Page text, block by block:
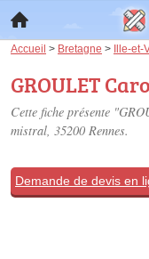
Accueil > Bretagne > Ille-et-
GROULET
Cette fiche présente
mistral, 35200 Rennes.
Demande de devis en